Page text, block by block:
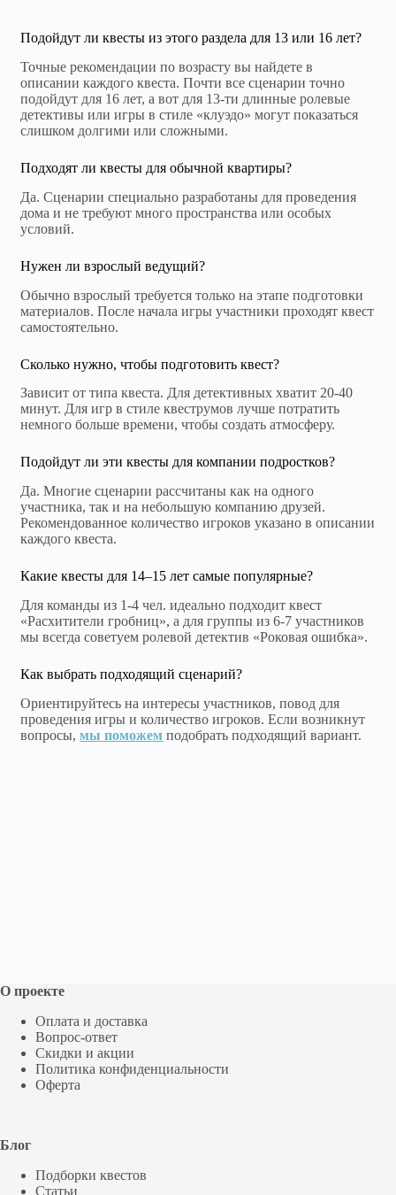
Подойдут ли квесты из этого раздела для 13 или 16 лет?
Точные рекомендации по возрасту вы найдете в
описании каждого квеста. Почти все сценарии точно
подойдут для 16 лет, а вот для 13-ти длинные ролевые
детективы или игры в стиле «клуэдо» могут показаться
слишком долгими или сложными.
Подходят ли квесты для обычной квартиры?
Да. Сценарии специально разработаны для проведения
дома и не требуют много пространства или особых
условий.
Нужен ли взрослый ведущий?
Обычно взрослый требуется только на этапе подготовки
материалов. После начала игры участники проходят квест
самостоятельно.
Сколько нужно, чтобы подготовить квест?
Зависит от типа квеста. Для детективных хватит 20-40
минут. Для игр в стиле квеструмов лучше потратить
немного больше времени, чтобы создать атмосферу.
Подойдут ли эти квесты для компании подростков?
Да. Многие сценарии рассчитаны как на одного
участника, так и на небольшую компанию друзей.
Рекомендованное количество игроков указано в описании
каждого квеста.
Какие квесты для 14–15 лет самые популярные?
Для команды из 1-4 чел. идеально подходит квест
«Расхитители гробниц», а для группы из 6-7 участников
мы всегда советуем ролевой детектив «Роковая ошибка».
Как выбрать подходящий сценарий?
Ориентируйтесь на интересы участников, повод для
проведения игры и количество игроков. Если возникнут
вопросы,мы поможем подобрать подходящий вариант.
О проекте
Оплата и доставка
Вопрос-ответ
Скидки и акции
Политика конфиденциальности
Оферта
Блог
Подборки квестов
Статьи